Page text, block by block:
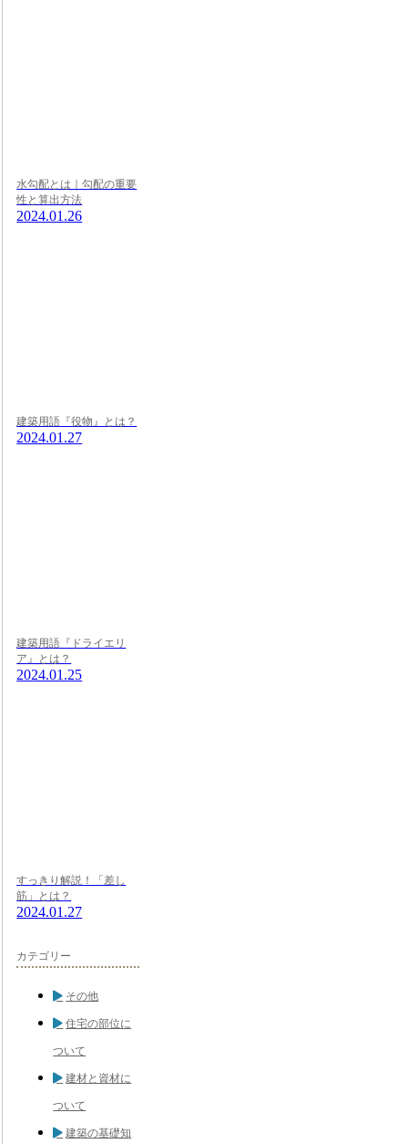
水勾配とは｜勾配の重要
性と算出方法
2024.01.26
建築用語『役物』とは？
2024.01.27
建築用語『ドライエリ
ア』とは？
2024.01.25
すっきり解説！「差し
筋」とは？
2024.01.27
カテゴリー
その他
住宅の部位に
ついて
建材と資材に
ついて
建築の基礎知